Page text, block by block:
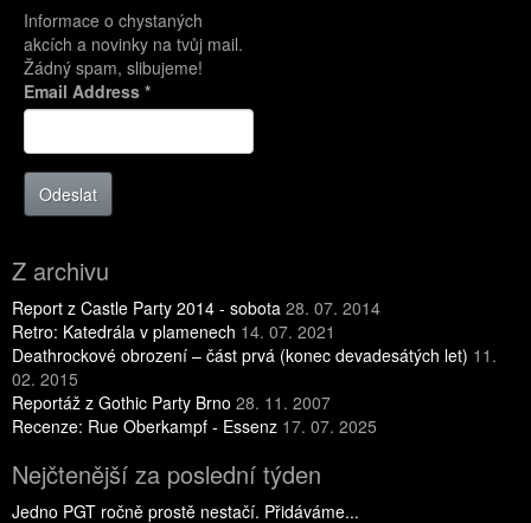
Informace o chystaných
akcích a novinky na tvůj mail.
Žádný spam, slibujeme!
Email Address *
Odeslat
Z archivu
Report z Castle Party 2014 - sobota 28. 07. 2014
Retro: Katedrála v plamenech 14. 07. 2021
Deathrockové obrození – část prvá (konec devadesátých let) 11.
02. 2015
Reportáž z Gothic Party Brno 28. 11. 2007
Recenze: Rue Oberkampf - Essenz 17. 07. 2025
Nejčtenější za poslední týden
Jedno PGT ročně prostě nestačí. Přidáváme...